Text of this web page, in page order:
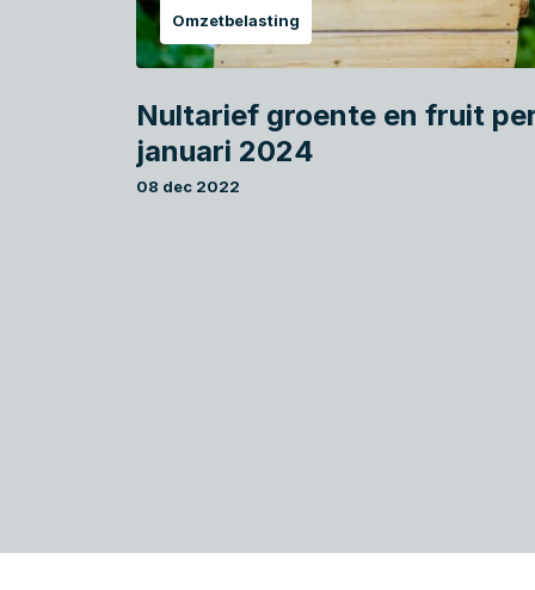
Omzetbelasting
Nultarief groente en fruit
januari 2024
08 dec 2022